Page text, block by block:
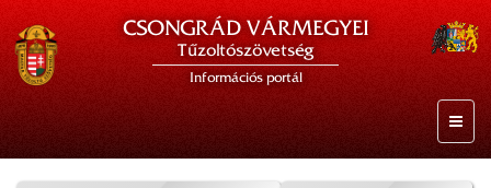
CSONGRÁD VÁRMEGYEI
Tűzoltószövetség
Információs portál